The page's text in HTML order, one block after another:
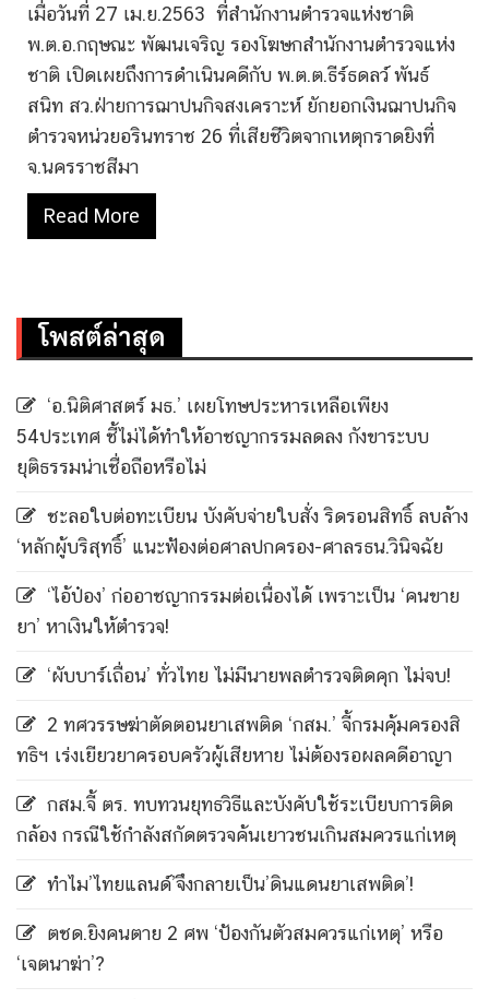
เมื่อวันที่ 27 เม.ย.2563 ที่สำนักงานตำรวจแห่งชาติ
พ.ต.อ.กฤษณะ พัฒนเจริญ รองโฆษกสำนักงานตำรวจแห่ง
ชาติ เปิดเผยถึงการดำเนินคดีกับ พ.ต.ต.ธีร์ธดลว์ พันธ์
สนิท สว.ฝ่ายการฌาปนกิจสงเคราะห์ ยักยอกเงินฌาปนกิจ
ตำรวจหน่วยอรินทราช 26 ที่เสียชีวิตจากเหตุกราดยิงที่
จ.นครราชสีมา
Read More
โพสต์ล่าสุด
‘อ.นิติศาสตร์ มธ.’ เผยโทษประหารเหลือเพียง
54ประเทศ ชี้ไม่ได้ทำให้อาชญากรรมลดลง กังขาระบบ
ยุติธรรมน่าเชื่อถือหรือไม่
ชะลอใบต่อทะเบียน บังคับจ่ายใบสั่ง ริดรอนสิทธิ์ ลบล้าง
‘หลักผู้บริสุทธิ์’ แนะฟ้องต่อศาลปกครอง-ศาลรธน.วินิจฉัย
‘ไอ้ป๋อง’ ก่ออาชญากรรมต่อเนื่องได้ เพราะเป็น ‘คนขาย
ยา’ หาเงินให้ตำรวจ!
‘ผับบาร์เถื่อน’ ทั่วไทย ไม่มีนายพลตำรวจติดคุก ไม่จบ!
2 ทศวรรษฆ่าตัดตอนยาเสพติด ‘กสม.’ จี้กรมคุ้มครองสิ
ทธิฯ เร่งเยียวยาครอบครัวผู้เสียหาย ไม่ต้องรอผลคดีอาญา
กสม.จี้ ตร. ทบทวนยุทธวิธีและบังคับใช้ระเบียบการติด
กล้อง กรณีใช้กำลังสกัดตรวจค้นเยาวชนเกินสมควรแก่เหตุ
ทำไม’ไทยแลนด์’จึงกลายเป็น’ดินแดนยาเสพติด’!
ตชด.ยิงคนตาย 2 ศพ ‘ป้องกันตัวสมควรแก่เหตุ’ หรือ
‘เจตนาฆ่า’?